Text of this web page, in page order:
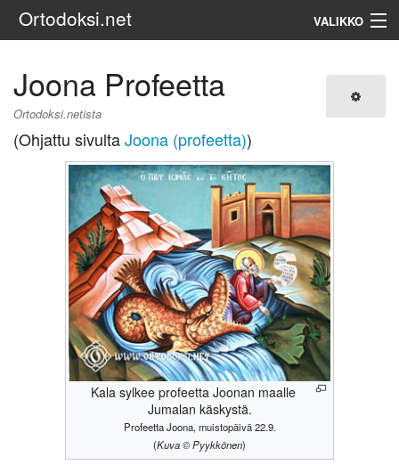
Ortodoksi.net VALIKKO
Joona Profeetta
Ortodoksi.netista
(Ohjattu sivultaJoona (profeetta))
Kala sylkee profeetta Joonan maalle
Jumalan käskystä.
Profeetta Joona, muistopäivä 22.9.
(Kuva © Pyykkönen)